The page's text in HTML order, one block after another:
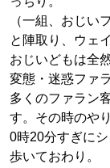
（一組、おじい
と陣取り、ウェ
おじいどもは全
変態・迷惑ファ
多くのファラン
す。その時のや
0時20分すぎに
歩いておわり。